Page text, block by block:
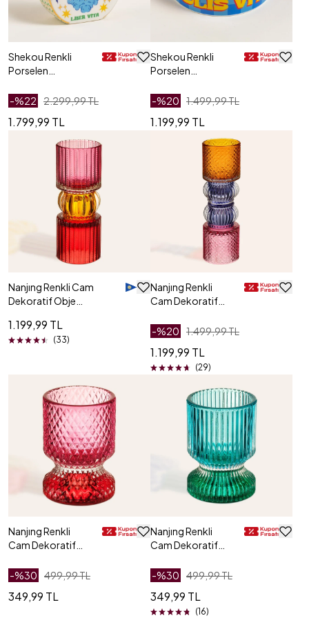
Shekou Renkli
Porselen
240 Ml
-%22 2.299,99 TL
1.799,99 TL
Shekou Renkli
Porselen
12x12x4 Cm
-%20 1.499,99 TL
1.199,99 TL
Nanjıng Renkli Cam
Dekoratif Obje
1.199,99 TL
(33)
Nanjıng Renkli
Cam Dekoratif
-%20 1.499,99 TL
1.199,99 TL
(29)
Nanjıng Renkli
Cam Dekoratif
-%30 499,99 TL
349,99 TL
Nanjıng Renkli
Cam Dekoratif
-%30 499,99 TL
349,99 TL
(16)